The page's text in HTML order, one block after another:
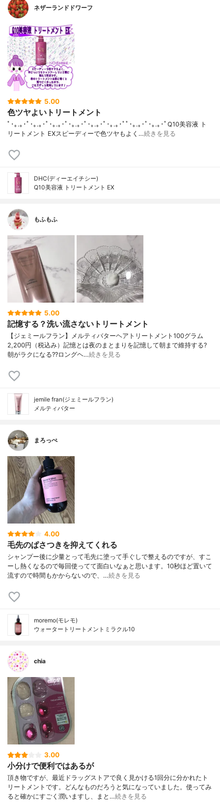
ネザーランドドワーフ
5.00
色ツヤよいトリートメント
ﾟ･｡.｡･ﾟ･｡.｡･ﾟ･｡.｡･ﾟ･｡.｡･ﾟ･｡.｡･ﾟ･｡.｡･ﾟﾟ･｡.｡･ﾟ･｡.｡･ﾟQ10美容液 ト
リートメント EXスピーディーで色ツヤもよく…続きを見る
DHC(ディーエイチシー)
Q10美容液 トリートメント EX
もふもふ
5.00
記憶する？洗い流さないトリートメント
【ジェミールフラン】メルティバターヘアトリートメント100グラム
2,200円（税込み）記憶とは夜のまとまりを記憶して朝まで維持する?
朝がラクになる??ロングヘ…続きを見る
jemile fran(ジェミールフラン)
メルティバター
まろっぺ
4.00
毛先のぱさつきを抑えてくれる
シャンプー後に少量とって毛先に塗って手ぐしで整えるのですが、すこ
ーし熱くなるので毎回使ってて面白いなぁと思います。10秒ほど置いて
流すので時間もかからないので、…続きを見る
moremo(モレモ)
ウォータートリートメントミラクル10
chia
3.00
小分けで便利ではあるが
頂き物ですが、最近ドラッグストアで良く見かける1回分に分かれたト
リートメントです。どんなものだろうと気になっていました。使ってみ
ると確かにすごく潤いますし、まと…続きを見る